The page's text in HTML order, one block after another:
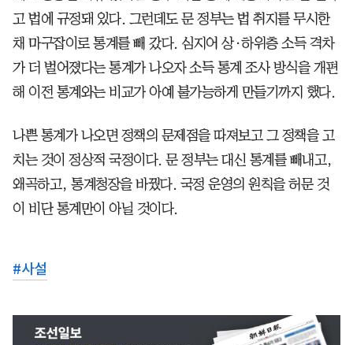
고 법에 규정돼 있다. 그런데도 문 정부는 법 취지를 무시한
채 마구잡이로 통계를 빼 갔다. 심지어 상·하위층 소득 격차
가 더 벌어졌다는 통계가 나오자 소득 통계 조사 방식을 개편
해 이전 통계와는 비교가 아예 불가능하게 만들기까지 했다.
나쁜 통계가 나오면 정책의 문제점을 따져보고 그 정책을 고
치는 것이 정상적 국정이다. 문 정부는 대신 통계를 빼내고,
왜곡하고, 통계청장을 바꿨다. 국정 운영의 원칙을 허문 것
이 비단 통계만이 아닐 것이다.
#사설